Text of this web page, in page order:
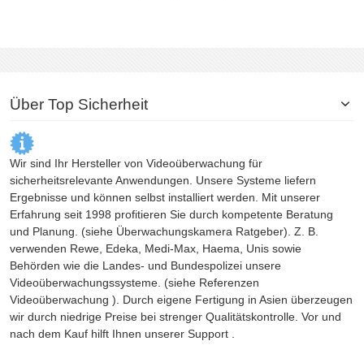
Über Top Sicherheit
Wir sind Ihr Hersteller von Videoüberwachung für
sicherheitsrelevante Anwendungen. Unsere Systeme liefern
Ergebnisse und können selbst installiert werden. Mit unserer
Erfahrung seit 1998 profitieren Sie durch kompetente Beratung
und Planung. (siehe Überwachungskamera Ratgeber). Z. B.
verwenden Rewe, Edeka, Medi-Max, Haema, Unis sowie
Behörden wie die Landes- und Bundespolizei unsere
Videoüberwachungssysteme. (siehe Referenzen
Videoüberwachung ). Durch eigene Fertigung in Asien überzeugen
wir durch niedrige Preise bei strenger Qualitätskontrolle. Vor und
nach dem Kauf hilft Ihnen unserer Support .